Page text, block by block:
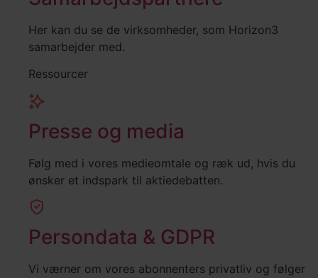
Her kan du se de virksomheder, som Horizon3
samarbejder med.
Ressourcer
Presse og media
Følg med i vores medieomtale og ræk ud, hvis du
ønsker et indspark til aktiedebatten.
Persondata & GDPR
Vi værner om vores abonnenters privatliv og følger